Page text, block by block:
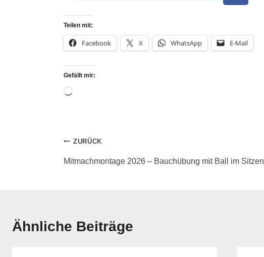
Teilen mit:
Facebook X WhatsApp E-Mail
Gefällt mir:
ZURÜCK
Mitmachmontage 2026 – Bauchübung mit Ball im Sitzen
Ähnliche Beiträge